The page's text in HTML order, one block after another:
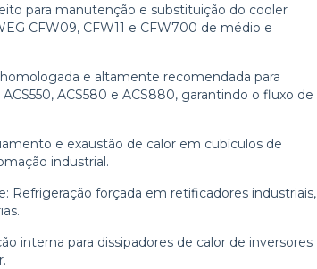
para manutenção e substituição do cooler
CFW09, CFW11 e CFW700 de médio e
e altamente recomendada para
ACS580 e ACS880, garantindo o fluxo de
e exaustão de calor em cubículos de
industrial.
Refrigeração forçada em retificadores industriais,
interna para dissipadores de calor de inversores